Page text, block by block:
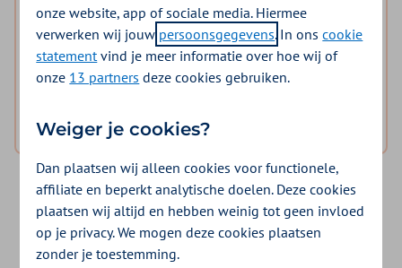
logo digid
Inloggen Mijn Zilveren Kruis
Inloggen voor iemand anders
Je hebt hiervoor eenDigiD machtiging nodig. Je
vraagt deze aan bijDigiD
onze website, app of sociale media. Hiermee
verwerken wij jouw persoonsgegevens. In onscookie
statementvind je meer informatie over hoe wij of
onze 13 partners deze cookies gebruiken.
Weiger je cookies?
Dan plaatsen wij alleen cookies voor functionele,
affiliate en beperkt analytische doelen. Deze cookies
plaatsen wij altijd en hebben weinig tot geen invloed
op je privacy. We mogen deze cookies plaatsen
zonder je toestemming.